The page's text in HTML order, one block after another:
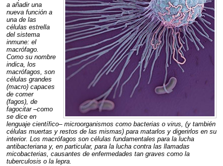
a añadir una
nueva función a
una de las
células estrella
del sistema
inmune: el
macrófago.
Como su nombre
indica, los
macrófagos, son
células grandes
(macro) capaces
de comer
(fagos), de
fagocitar –como
se dice en
lenguaje científico– microorganismos como bacterias o virus, (y también
células muertas y restos de las mismas) para matarlos y digerirlos en su
interior. Los macrófagos son células fundamentales para la lucha
antibacteriana y, en particular, para la lucha contra las llamadas
micobacterias, causantes de enfermedades tan graves como la
tuberculosis o la lepra.